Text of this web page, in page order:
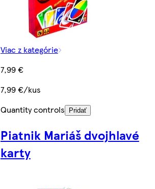
Viac z kategórie
7,99 €
7,99 €/kus
Quantity controls
Pridať
Piatnik Mariáš dvojhlavé
karty